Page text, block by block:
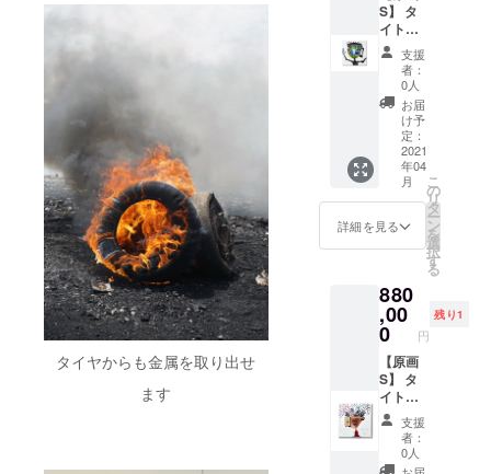
タイヤからも金属を取り出せ
ます
して
は、別
途スケ
ジュー
ル調整
をいた
しま
す。 ※
写真は
イメー
ジです
E-
waste
on
Canvas
S】 タ
イト
ル：
『take
your
time』
美術
家・長
坂真護
がE-
WASTE
を使用
して描
いた一
サイ
ズ：40
㎝×40㎝
素材：
Oil and
E-
waste
on
Canvas
支援
者：
0人
お届
け予
定：
2021
年04
月
詳細を見る
こ
の
リ
タ
ー
ン
を
選
択
す
る
880
,00
0 円
残り1
【原画
S】 タ
イト
ル：
『Flowe
r give
me a
支援
者：
0人